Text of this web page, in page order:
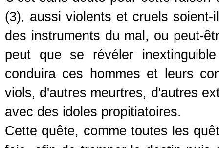
(3), aussi violents et cruels
des instruments du mal, ou peut-
peut que se révéler
conduira ces hommes et leurs
viols, d'autres meurtres, d'autres
avec des idoles propitiatoires.
Cette quête, comme toutes les